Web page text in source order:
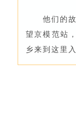
他们的
望京模范站
乡来到这里